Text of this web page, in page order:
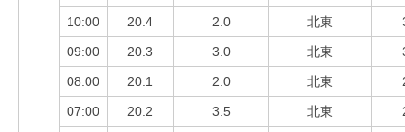
10:00 20.4 2.0 北東
09:00 20.3 3.0 北東
08:00 20.1 2.0 北東
07:00 20.2 3.5 北東